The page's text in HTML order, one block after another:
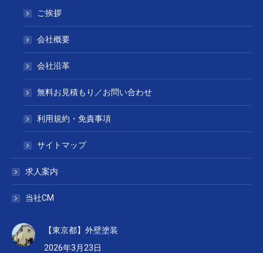
ご挨拶
会社概要
会社沿革
無料お見積もり／お問い合わせ
利用規約・免責事項
サイトマップ
求人案内
当社CM
【東京都】外壁塗装
2026年3月23日